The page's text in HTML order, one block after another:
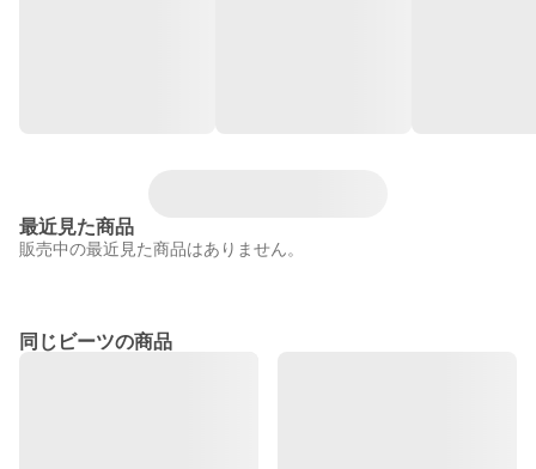
最近見た商品
販売中の最近見た商品はありません。
同じビーツの商品